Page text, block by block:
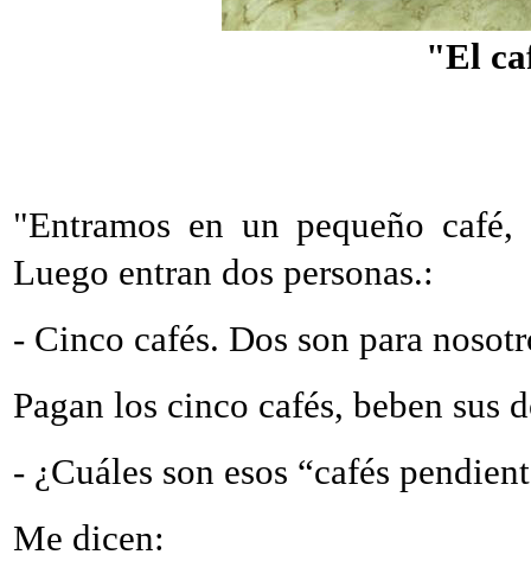
"El
"Entramos en un pequeño
Luego entran dos personas.:
- Cinco cafés. Dos son para
Pagan los cinco cafés, beben sus
- ¿Cuáles son esos “cafés
Me dicen: